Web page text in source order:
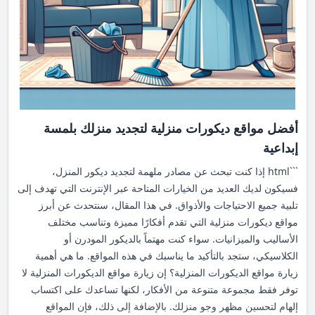
مادة صناعية. لهذا السبب، فإنه يُضيف لمسة من الجمال النقي لأي
مساحة. 2. الصلابة والمتانة الرخام يُعتبر من أقوى المواد المستخدمة
في الأرضيات مما يجعله خيارًا مثاليًا للأماكن ذات الكثافة العالية مثل
المنازل الفاخرة، الفنادق، والمكاتب. 3. مقاومة الحرارة والرطوبة
فرش ماربل الأصلية قادرة على تحمل درجات الحرارة العالية
والرطوبة، مما يجعله خيارًا ممتازًا للمطابخ والحمامات. 4. سهولة
ستعيد له لمعانه الأصلي. 5. الاستثمار الدائم تركيب فرش ماربل
الأصلية يُعتبر استثمارًا طويل الأمد بفضل الجودة العالية التي تدوم
لسنوات. كيفية اختيار فرش ماربل الأصلية المناسب اختيار النوع
المثالي يعتمد على عدة عوامل، بما في ذلك ميزانيتك، الغرض من
التركيب، وكذلك التصميم الذي ترغب في تحقيقه. هنا بعض النقاط التي
يجب أخذها في اعتبارك: فهم أنواع الأرضيات المتاحة قبل الشراء، يجب
أن تكون على دراية بأنواع فرش ماربل الأصلية المختلفة المتاحة في
السوق وفقًا للألوان، الأحجام، والجودة. التأكد من المصدر والجودة
معرفة مصدر الرخام هي واحدة من أهم الخطوات، حيث أن الرخام ذو
الجودة العالية يأتي عادة من أماكن محددة مثل إيطاليا أو تركيا. التوافق
مع نمط التصميم الداخلي تأكد من أن التصميم النهائي للرخام يتوافق
مع الألوان والديكور الداخلي للمكان. طرق العناية بفرش ماربل الأصلية
أفضل مواقع ديكورات منزلية لتجديد منزلك بلمسة
إبداعية
```html إذا كنت تبحث عن مصادر ملهمة لتجديد ديكور المنزل،
فسيكون لديك العديد من الخيارات المتاحة عبر الإنترنت التي تهدف إلى
تلبية جميع الاحتياجات والأذواق. في هذا المقال، سنتحدث عن أبرز
مواقع ديكورات منزلية التي تقدم أفكارًا مميزة وتناسب مختلف
الأساليب والميزانيات. سواء كنت مهتماً بالديكور المودرن أو
الكلاسيكي، ستجد بالتأكيد ما يناسبك في هذه المواقع. ما هي أهمية
زيارة مواقع الديكورات المنزلية؟ إن زيارة مواقع الديكورات المنزلية لا
توفر فقط مجموعة متنوعة من الأفكار، لكنها تساعدك على اكتساب
إلهام لتحسين مظهر وجو منزلك. بالإضافة إلى ذلك، فإن المواقع